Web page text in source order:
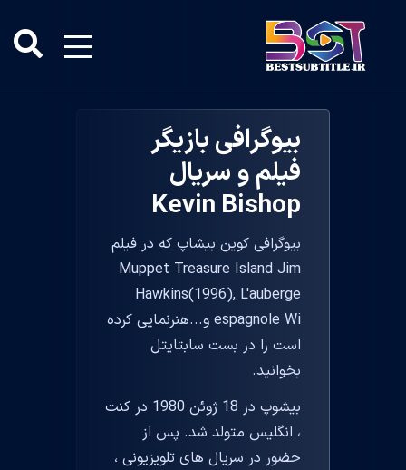
بیوگرافی بازیگر
فیلم و سریال
Kevin Bishop
بیوگرافی کوین بیشاپ که در فیلم
Muppet Treasure Island Jim
Hawkins(1996), L'auberge
espagnole Wi و...هنرنمایی کرده
است را در بست سابتایتل
بخوانید.
بیشوپ در 18 ژوئن 1980 در کنت
، انگلیس متولد شد. پس از
حضور در سریال های تلویزیونی ،